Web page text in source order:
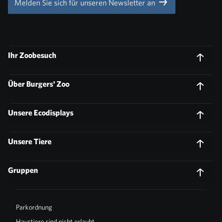
Melden Sie sich für unseren Newsletter an
Ihr Zoobesuch
Über Burgers' Zoo
Unsere Ecodisplays
Unsere Tiere
Gruppen
Parkordnung